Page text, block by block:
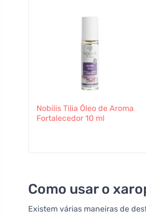
Nobilis Tilia Óleo de Aroma
Fortalecedor 10 ml
Como usar o
Existem várias maneiras de